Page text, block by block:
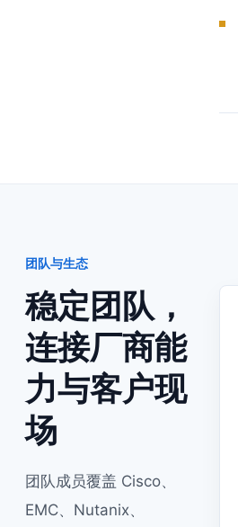
团队与生态
稳定团队，
连接厂商能
力与客户现
场
团队成员覆盖 Cisco、
EMC、Nutanix、